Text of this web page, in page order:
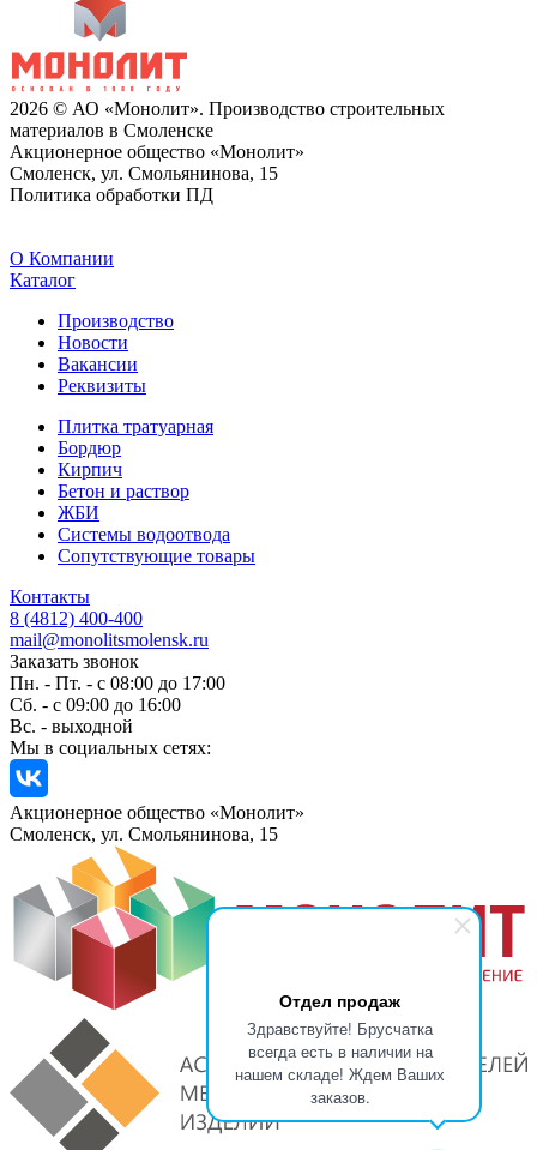
Отдел продаж
Здравствуйте! Брусчатка
всегда есть в наличии на
нашем складе! Ждем Ваших
заказов.
2026 © АО «Монолит». Производство строительных
материалов в Смоленске
Акционерное общество «Монолит»
Смоленск, ул. Смольянинова, 15
Политика обработки ПД
O Компании
Каталог
Производство
Новости
Вакансии
Реквизиты
Плитка тратуарная
Бордюр
Кирпич
Бетон и раствор
ЖБИ
Системы водоотвода
Сопутствующие товары
Контакты
8 (4812) 400-400
mail@monolitsmolensk.ru
Заказать звонок
Пн. - Пт. - с 08:00 до 17:00
Сб. - с 09:00 до 16:00
Вс. - выходной
Мы в социальных сетях:
Акционерное общество «Монолит»
Смоленск, ул. Смольянинова, 15